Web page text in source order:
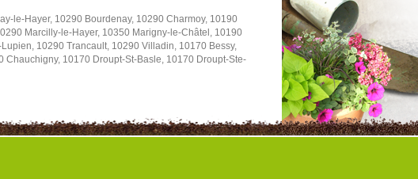
le-Hayer, 10290 Bourdenay, 10290 Charmoy, 10190
Marcilly-le-Hayer, 10350 Marigny-le-Châtel, 10190
10290 Trancault, 10290 Villadin, 10170 Bessy,
10170 Droupt-St-Basle, 10170 Droupt-Ste-